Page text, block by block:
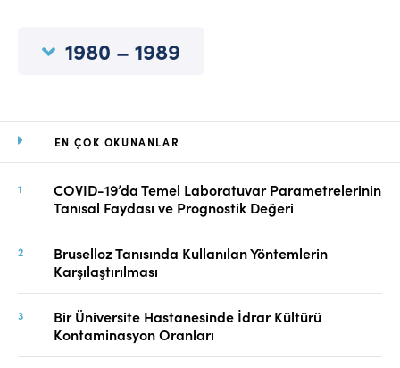
EN ÇOK OKUNANLAR
COVID-19’da Temel Laboratuvar Parametrelerinin
Tanısal Faydası ve Prognostik Değeri
Bruselloz Tanısında Kullanılan Yöntemlerin
Karşılaştırılması
Bir Üniversite Hastanesinde İdrar Kültürü
Kontaminasyon Oranları
1980 – 1989